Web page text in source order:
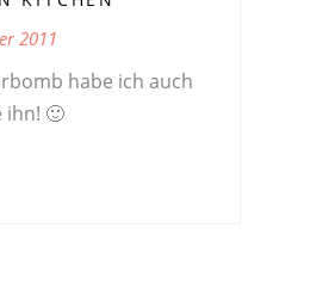
2011
habe ich auch
ihn! 🙂